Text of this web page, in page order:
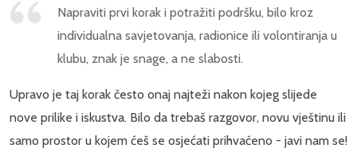
Napraviti prvi korak i potražiti podršku, bilo kroz
individualna savjetovanja, radionice ili volontiranja u
klubu, znak je snage, a ne slabosti.
Upravo je taj korak često onaj najteži nakon kojeg slijede
nove prilike i iskustva. Bilo da trebaš razgovor, novu vještinu ili
samo prostor u kojem ćeš se osjećati prihvaćeno - javi nam se!